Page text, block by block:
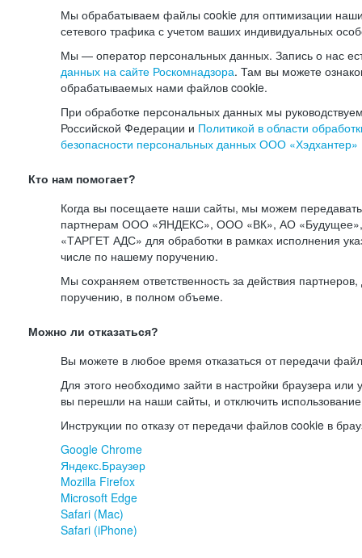
Мы обрабатываем файлы cookie для оптимизации
сетевого трафика с учетом ваших индивидуальных
Мы — оператор персональных данных. Запись о нас
данных на сайте Роскомнадзора. Там вы можете
обрабатываемых нами файлов cookie.
При обработке персональных данных мы
Российской Федерации и Политикой в области
безопасности персональных данных ООО «Хэдхантер»
Кто нам помогает?
Когда вы посещаете наши сайты, мы можем
партнерам ООО «ЯНДЕКС», ООО «ВК», АО
«ТАРГЕТ АДС» для обработки в рамках исполнения
числе по нашему поручению.
Мы сохраняем ответственность за действия
поручению, в полном объеме.
Можно ли отказаться?
Вы можете в любое время отказаться от передачи
Для этого необходимо зайти в настройки браузера или
вы перешли на наши сайты, и отключить
Инструкции по отказу от передачи файлов cookie в
Google Chrome
Яндекс.Браузер
Mozilla Firefox
Microsoft Edge
Safari (Mac)
Safari (iPhone)